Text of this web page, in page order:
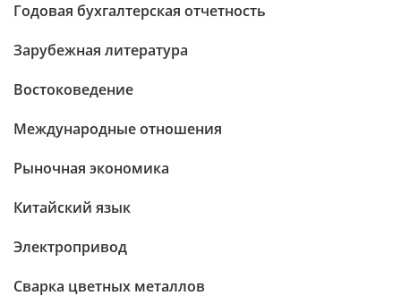
Годовая бухгалтерская отчетность
Зарубежная литература
Востоковедение
Международные отношения
Рыночная экономика
Китайский язык
Электропривод
Сварка цветных металлов